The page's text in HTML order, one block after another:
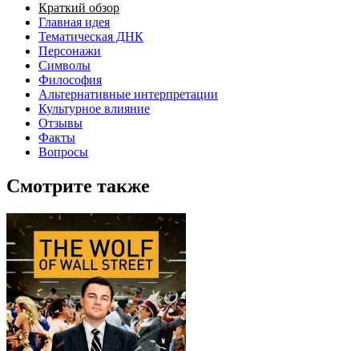
Краткий обзор
Главная идея
Тематическая ДНК
Персонажи
Символы
Философия
Альтернативные интерпретации
Культурное влияние
Отзывы
Факты
Вопросы
Смотрите также